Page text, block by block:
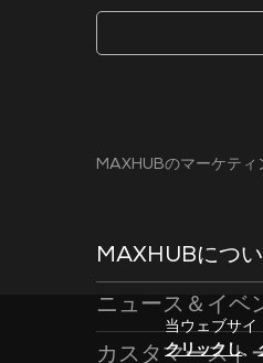
MAXHUBについ
ニュース＆イベ
カスタマースト
MAXHUBのマーケティ
当ウェブサイ
クリックし、